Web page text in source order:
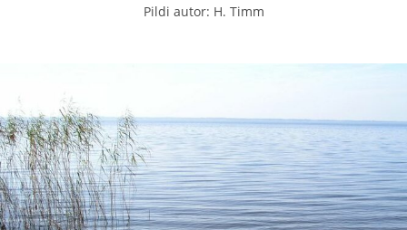
Pildi autor: H. Timm